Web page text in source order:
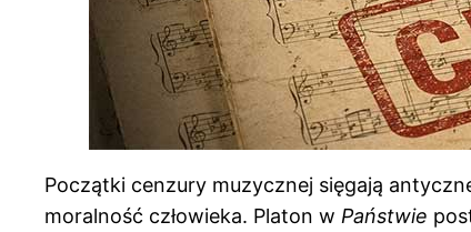
Początki cenzury muzycznej sięgają
moralność człowieka. Platon w Państwie